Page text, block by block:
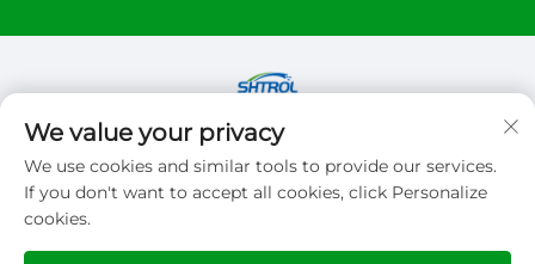
Copyright © 2026 Xuzhou sanhe automatic
control equipment Co.,LTD. Bütün hüquqlar
qorunur
We value your privacy
We use cookies and similar tools to provide our services.
If you don't want to accept all cookies, click Personalize
cookies.